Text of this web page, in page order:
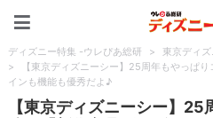
ディズニー特集 -ウレぴあ総研 > 東京ディ
>
【東京ディズニーシー】25周年もやっぱ
インも機能も優秀だよ♪
【東京ディズニーシー】